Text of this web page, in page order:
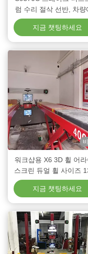
럼 수리 절삭 선반, 차량
분리하여 브레이크를 매
르고 정밀하게 스키밍
지금 챗팅하세요
워크샵용 X6 3D 휠 어라
스크린 듀얼 휠 사이즈
트랙 너비 1200-
베이스 2000-3200mm
거리 2300-27
지금 챗팅하세요